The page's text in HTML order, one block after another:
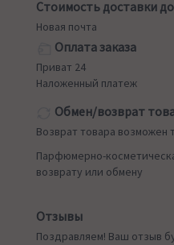
Стоимость доставки
Новая почта
Оплата заказа
Приват 24
Наложенный платеж
Обмен/возврат
Возврат товара возможен
Парфюмерно-
возврату или обмену
Отзывы
Поздравляем! Ваш отзыв